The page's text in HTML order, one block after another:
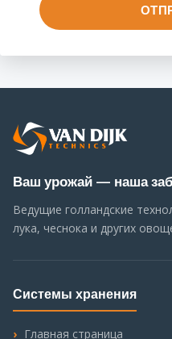
Ваш урожай — наша
Ведущие голландские
лука, чеснока и других
Системы хранения
Главная страница